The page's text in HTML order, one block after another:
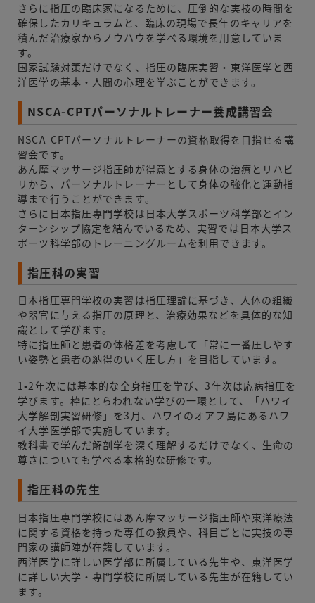
さらに指圧の臨床家になるために、圧倒的な実技の時間を
確保したカリキュラムと、臨床の現場で長年のキャリアを
積んだ治療家からノウハウを学べる環境を用意していま
す。
国家試験対策だけでなく、指圧の臨床実習・東洋医学と西
洋医学の基本・人間の心理を学ぶことができます。
NSCA-CPTパーソナルトレーナー養成講習会
NSCA-CPTパーソナルトレーナーの資格取得を目指せる講
習会です。
あん摩マッサージ指圧師が得意とする身体の治療とリハビ
リから、パーソナルトレーナーとして身体の強化と運動指
導まで行うことができます。
さらに日本指圧専門学校は日本大学スポーツ科学部とイン
ターンシップ協定を結んでいるため、実習では日本大学ス
ポーツ科学部のトレーニングルームを利用できます。
指圧科の実習
日本指圧専門学校の実習は指圧理論に基づき、人体の組織
や器官に与える指圧の原理と、治療効果などを具体的な知
識として学びます。
特に指圧師と患者の体格差を考慮して「常に一番圧しやす
い姿勢と患者の納得のいく圧し方」を目指しています。
1•2年次には基本的な全身指圧を学び、3年次は応病指圧を
学びます。枠にとらわれない学びの一環として、「ハワイ
大学解剖実習研修」を3月、ハワイのオアフ島にあるハワ
イ大学医学部で実施しています。
教科書で学んだ解剖学を深く理解するだけでなく、生命の
尊さについても学べる本格的な研修です。
指圧科の先生
日本指圧専門学校にはあん摩マッサージ指圧師や東洋療法
に関する資格を持った専任の教員や、科目ごとに実技の専
門家の講師陣が在籍しています。
西洋医学に詳しい医学部に所属している先生や、東洋医学
に詳しい大学・専門学校に所属している先生が在籍してい
ます。